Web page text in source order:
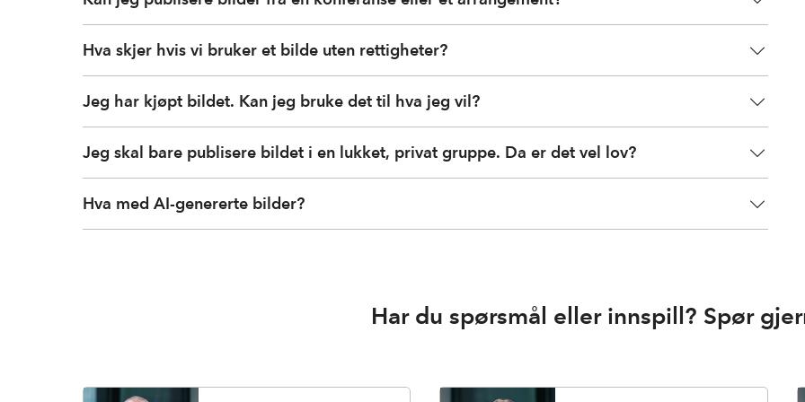
Hva skjer hvis vi bruker et bilde uten rettigheter?
Jeg har kjøpt bildet. Kan jeg bruke det til hva jeg vil?
Jeg skal bare publisere bildet i en lukket, privat gruppe. Da er det vel lov?
Hva med AI-genererte bilder?
Har du spørsmål eller innspill? Spør